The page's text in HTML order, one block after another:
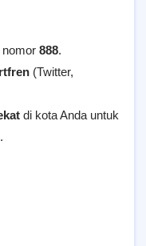
nomor 888.
(Twitter,
di kota Anda untuk